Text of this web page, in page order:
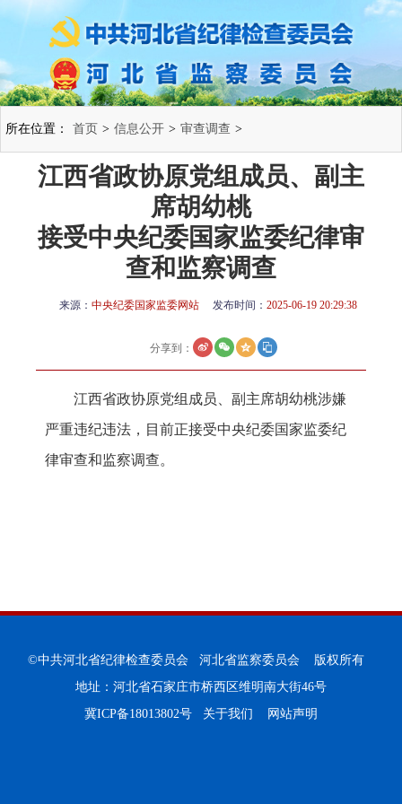
所在位置： 首页 > 信息公开 > 审查调查 >
江西省政协原党组成员、副主
席胡幼桃
接受中央纪委国家监委纪律审
查和监察调查
来源： 中央纪委国家监委网站 发布时间： 2025-06-19 20:29:38
分享到：
江西省政协原党组成员、副主席胡幼桃涉嫌
严重违纪违法，目前正接受中央纪委国家监委纪
律审查和监察调查。
©中共河北省纪律检查委员会 河北省监察委员会 版权所有
地址：河北省石家庄市桥西区维明南大街46号
冀ICP备18013802号
关于我们 网站声明